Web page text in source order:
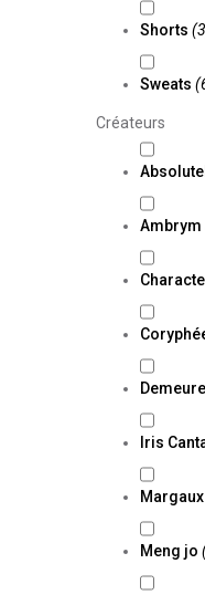
Shorts
Sweats
Créateurs
Ambrym
Demeure
Iris
Meng jo